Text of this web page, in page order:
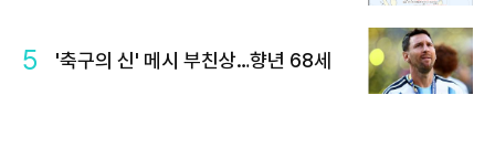
5 '축구의 신' 메시 부친상…향년 68세